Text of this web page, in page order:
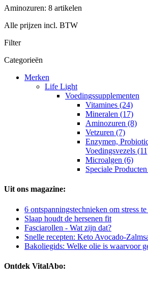
Aminozuren: 8 artikelen
Alle prijzen incl. BTW
Filter
Categorieën
Merken
Life Light
Voedingssupplementen
Vitamines (24)
Mineralen (17)
Aminozuren (8)
Vetzuren (7)
Enzymen,
Voedingsvezels
Microalgen (6)
Speciale
Uit ons magazine:
6 ontspanningstechnieken om stress
Slaap houdt de hersenen fit
Fasciarollen - Wat zijn dat?
Snelle recepten: Keto Avocado-
Bakoliegids: Welke olie is waarvoor
Ontdek VitalAbo: